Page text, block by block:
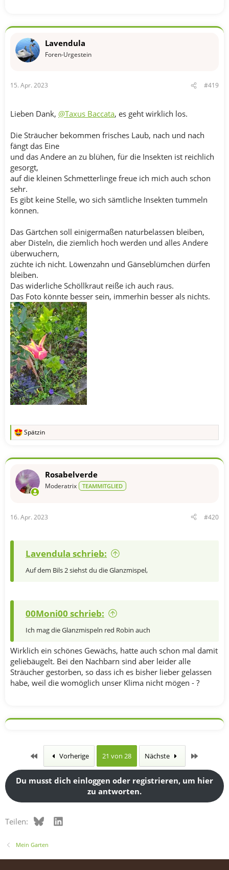
Lavendula
Foren-Urgestein
15. Apr. 2023 #419
Lieben Dank, @Taxus Baccata, es geht wirklich los.
Die Sträucher bekommen frisches Laub, nach und nach
fängt das Eine
und das Andere an zu blühen, für die Insekten ist reichlich
gesorgt,
auf die kleinen Schmetterlinge freue ich mich auch schon
sehr.
Es gibt keine Stelle, wo sich sämtliche Insekten tummeln
können.
Das Gärtchen soll einigermaßen naturbelassen bleiben,
aber Disteln, die ziemlich hoch werden und alles Andere
überwuchern,
züchte ich nicht. Löwenzahn und Gänseblümchen dürfen
bleiben.
Das widerliche Schöllkraut reiße ich auch raus.
Das Foto könnte besser sein, immerhin besser als nichts.
R
k
o
:
Spätzin
Rosabelverde
Moderatrix TEAMMITGLIED
16. Apr. 2023 #420
Lavendula schrieb:
Auf dem Bils 2 siehst du die Glanzmispel,
00Moni00 schrieb:
Ich mag die Glanzmispeln red Robin auch
Wirklich ein schönes Gewächs, hatte auch schon mal damit
geliebäugelt. Bei den Nachbarn sind aber leider alle
Sträucher gestorben, so dass ich es bisher lieber gelassen
habe, weil die womöglich unser Klima nicht mögen - ?
Erste Vorherige 21 von 28 Nächste
Du musst dich einloggen oder registrieren, um hier
zu antworten.
Teilen: BlueskyLinkedIn
Mein Garten